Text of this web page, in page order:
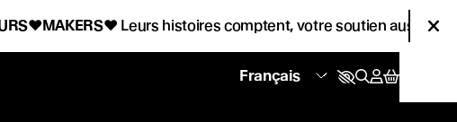
: ♥ Leurs histoires comptent, votre soutien aussi !